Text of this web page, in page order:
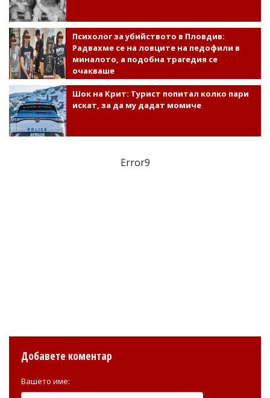
Психолог за убийството в Пловдив:
Радвахме се на ловците на педофили в
миналото, а подобна трагедия се
очакваше
Шок на Крит: Турист попитал колко пари
искат, за да му дадат момиче
Error9
Добавете коментар
Вашето име: